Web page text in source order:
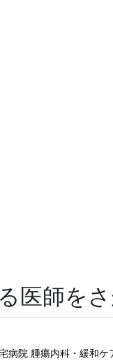
医師を
病院 腫瘍内科・緩和ケ